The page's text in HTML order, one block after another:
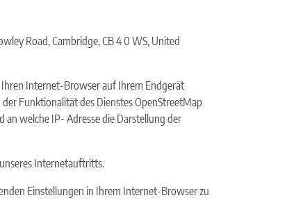
Road, Cambridge, CB 4 0 WS, United
Internet-Browser auf Ihrem Endgerät
Funktionalität des Dienstes OpenStreetMap
welche IP- Adresse die Darstellung der
Internetauftritts.
Einstellungen in Ihrem Internet-Browser zu